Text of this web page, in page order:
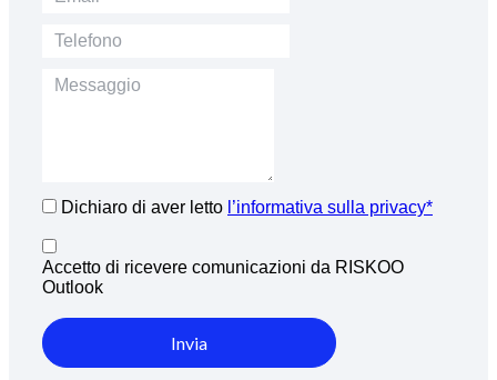
Dichiaro di aver letto l’informativa sulla privacy*
Accetto di ricevere comunicazioni da RISKOO
Outlook
Invia